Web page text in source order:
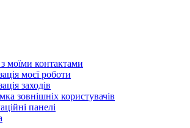
моїми контактами
моєї роботи
заходів
зовнішніх користувачів
панелі